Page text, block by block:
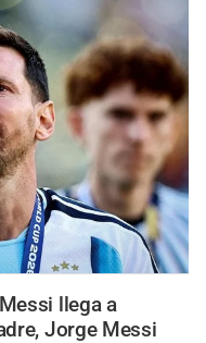
llega a
Jorge Messi